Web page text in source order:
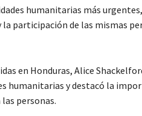
humanitarias más
participación de las mismas
en Honduras, Alice
humanitarias y destacó la
personas.